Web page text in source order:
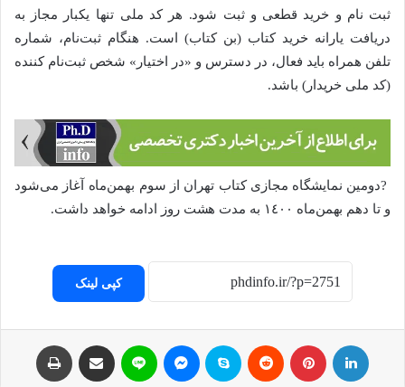
ثبت نام و خرید قطعی و ثبت شود. هر کد ملی تنها یکبار مجاز به
دریافت یارانه خرید کتاب (بن کتاب) است. هنگام ثبت‌نام، شماره
تلفن همراه باید فعال، در دسترس و «در اختیار» شخص ثبت‌نام کننده
(کد ملی خریدار) باشد.
?دومین نمایشگاه مجازی کتاب تهران از سوم بهمن‌ماه آغاز می‌شود
و تا دهم بهمن‌ماه ١٤٠٠ به مدت هشت روز ادامه خواهد داشت.
کپی لینک